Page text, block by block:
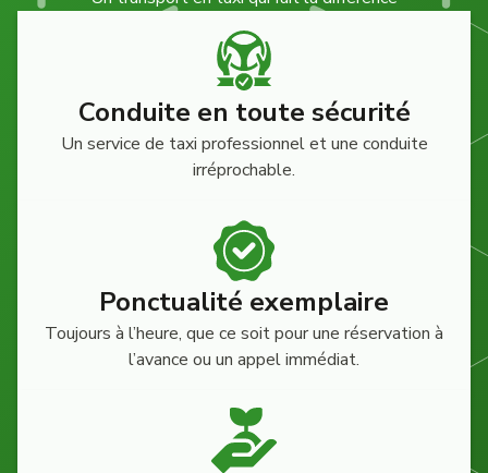
Conduite en toute sécurité
Un service de taxi professionnel et une conduite
irréprochable.
Ponctualité exemplaire
Toujours à l’heure, que ce soit pour une réservation à
l’avance ou un appel immédiat.